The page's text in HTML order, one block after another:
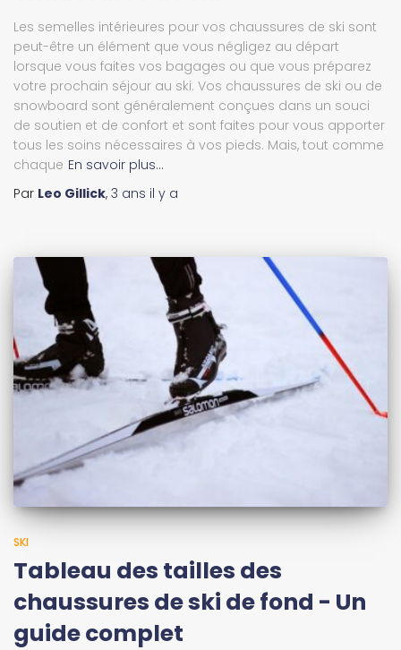
Les semelles intérieures pour vos chaussures de ski sont
peut-être un élément que vous négligez au départ
lorsque vous faites vos bagages ou que vous préparez
votre prochain séjour au ski. Vos chaussures de ski ou de
snowboard sont généralement conçues dans un souci
de soutien et de confort et sont faites pour vous apporter
tous les soins nécessaires à vos pieds. Mais, tout comme
chaque En savoir plus…
Par Leo Gillick, 3 ans il y a
SKI
Tableau des tailles des
chaussures de ski de fond - Un
guide complet